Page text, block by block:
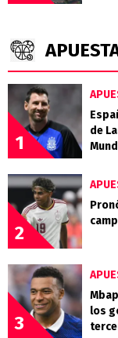
1
de
2
3
los